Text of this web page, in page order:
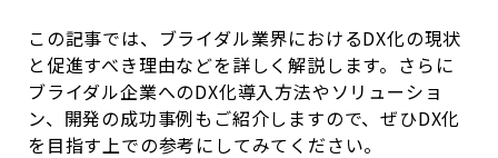
この記事では、ブライダル業界におけるDX化の現状
と促進すべき理由などを詳しく解説します。さらに
ブライダル企業へのDX化導入方法やソリューショ
ン、開発の成功事例もご紹介しますので、ぜひDX化
を目指す上での参考にしてみてください。